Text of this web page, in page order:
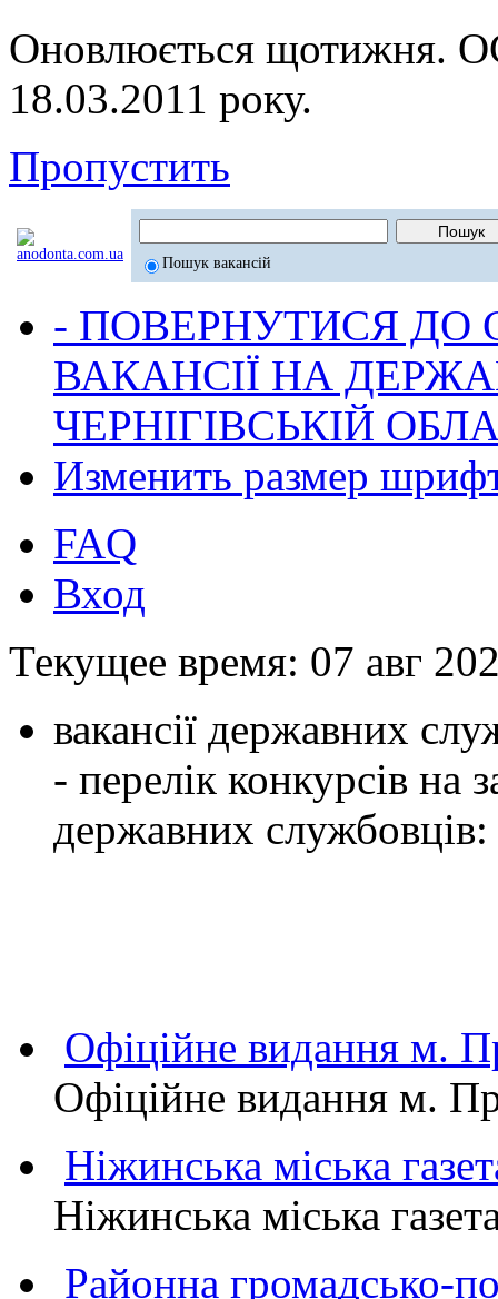
Оновлюється
18.03.2011 року.
Пропустить
Пошук вакансій
- ПОВЕРНУТИСЯ ДО
ВАКАНСІЇ НА
ЧЕРНІГІВСЬКІЙ
Изменить размер
FAQ
Вход
Текущее время: 07 авг
вакансії державних
- перелік конкурсів на
державних службовців:
Офіційне видання
Офіційне видання м.
Ніжинська міська
Ніжинська міська
Районна громадсько-